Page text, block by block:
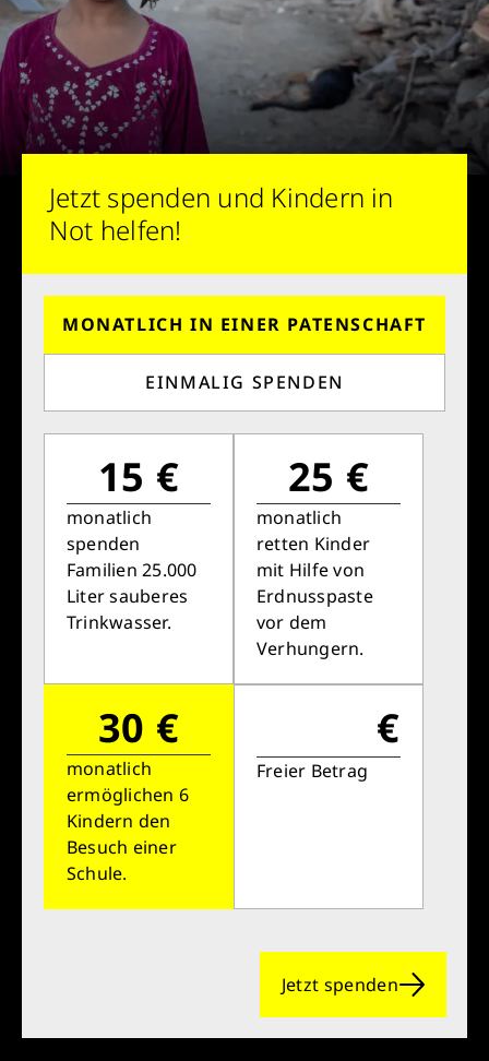
Jetzt spenden und Kindern in
Not helfen!
MONATLICH IN EINER PATENSCHAFT
EINMALIG SPENDEN
15 €
monatlich
spenden
Familien 25.000
Liter sauberes
Trinkwasser.
25 €
monatlich
retten Kinder
mit Hilfe von
Erdnusspaste
vor dem
Verhungern.
30 €
monatlich
ermöglichen 6
Kindern den
Besuch einer
Schule.
€
Freier Betrag
Jetzt spenden